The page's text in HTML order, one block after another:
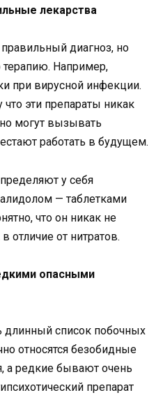
лекарства
диагноз, но
Например,
при вирусной инфекции.
что эти препараты никак
могут вызывать
работать в будущем.
у себя
— таблетками
что он никак не
отличие от нитратов.
опасными
длинный список побочных
относятся безобидные
а редкие бывают очень
препарат